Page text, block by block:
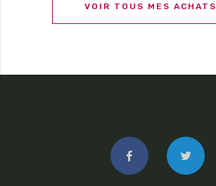
VOIR TOUS MES ACHATS